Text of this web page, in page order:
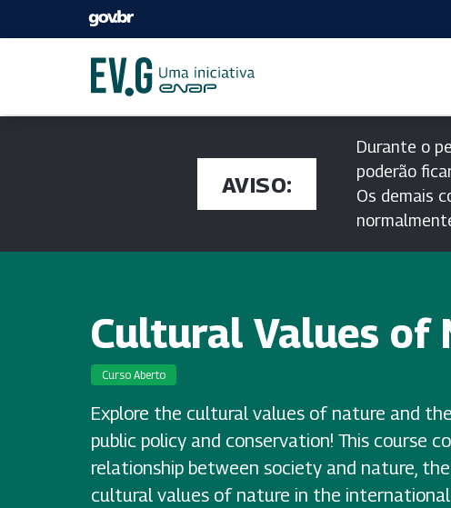
AVISO:
Durante o
poderão
Os demais
Cultural Values of
Curso Aberto
Explore the cultural values of nature and
public policy and conservation! This course
relationship between society and nature,
cultural values of nature in the